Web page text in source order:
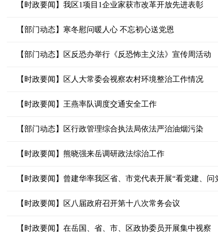
【时政要闻】我区1项目1企业家获市改革开放先进表彰
【部门动态】寒冬慰问暖人心 不忘初心送党恩
【部门动态】区反恐办举行《反恐怖主义法》宣传周活动
【时政要闻】区人大常委会视察农村环境整治工作情况
【时政要闻】王燕率队调度交通安全工作
【部门动态】区行政管理综合执法局依法严治油烟污染
【时政要闻】熊晓强来岳调研政法综治工作
【时政要闻】区八届政府召开第十八次常务会议
【时政要闻】在岳国、省、市、区政协委员开展集中视察